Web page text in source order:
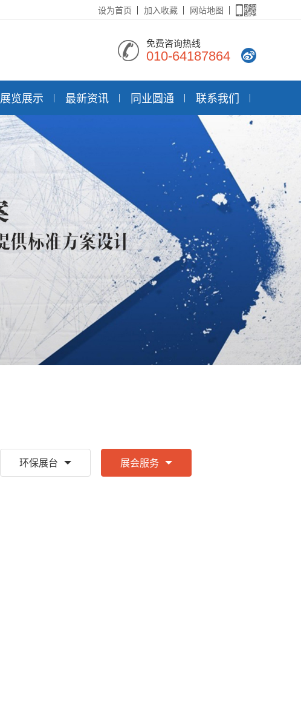
设为首页 加入收藏 网站地图
免费咨询热线
010-64187864
展览展示 最新资讯 同业圆通 联系我们
环保展台 展会服务